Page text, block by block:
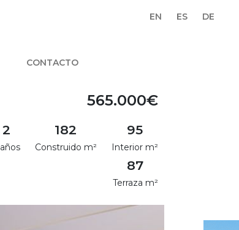
CONTACTO
EN ES DE
565.000€
2 182
Construido m²
95
Interior m²
87
Terraza m²